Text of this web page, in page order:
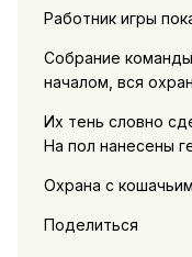
Работник игры
Собрание
началом, вся
Их тень словно
На пол нанесены
Охрана с
Поделиться